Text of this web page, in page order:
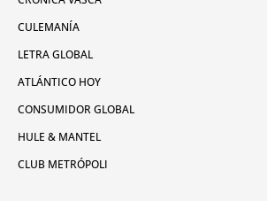
CULEMANÍA
LETRA GLOBAL
ATLÁNTICO HOY
CONSUMIDOR GLOBAL
HULE & MANTEL
CLUB METRÓPOLI